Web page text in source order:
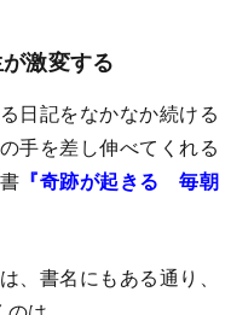
激変する
日記をなかなか続ける
手を差し伸べてくれる
『奇跡が起きる 毎朝
書名にもある通り、